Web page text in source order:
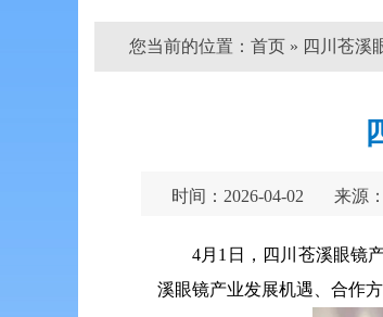
您当前的位置： 首页 » 四川苍溪
时间：2026-04-02 来源
4月1日，四川苍溪眼镜
溪眼镜产业发展机遇、合作